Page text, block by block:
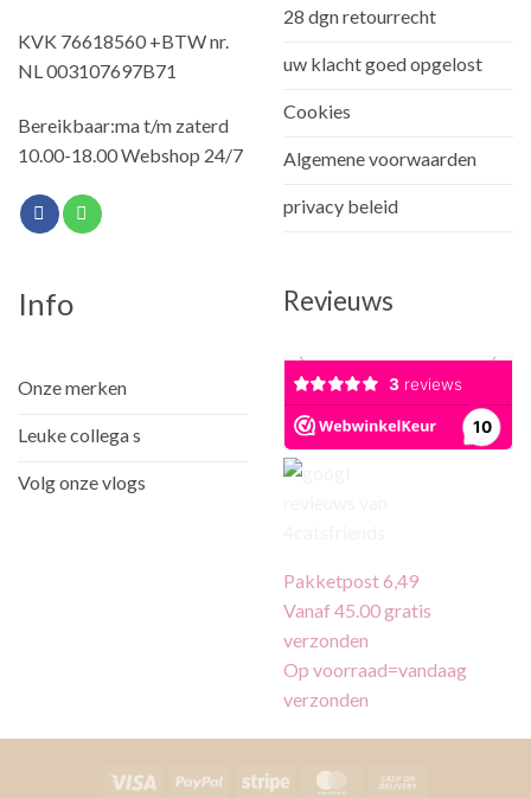
KVK 76618560 +BTW nr.
NL 003107697B71
Bereikbaar:ma t/m zaterd
10.00-18.00 Webshop 24/7
28 dgn retourrecht
uw klacht goed opgelost
Cookies
Algemene voorwaarden
privacy beleid
Info
Onze merken
Leuke collega s
Volg onze vlogs
Revieuws
Pakketpost 6,49
Vanaf 45.00 gratis
verzonden
Op voorraad=vandaag
verzonden
Visa PayPal Stripe MasterCard